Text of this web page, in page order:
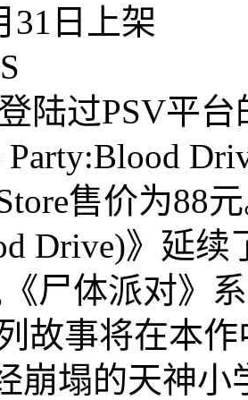
31日上架
陆过PSV平
Party:Blood
售价为88
Drive)》延
尸体派对》
故事将在本
崩塌的天神小